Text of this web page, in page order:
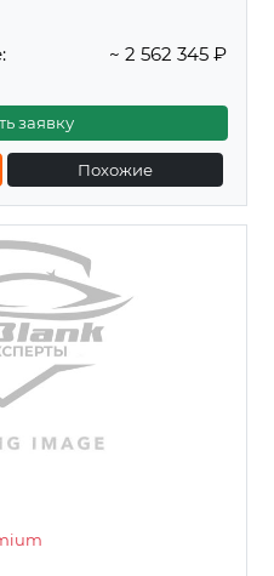
~ 2 562 345 ₽
заявку
Похожие